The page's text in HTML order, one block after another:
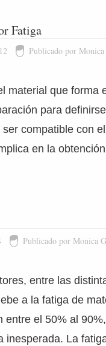
Fatiga
Publicado por Monica
material que forma
para
compatible con
en la
Publicado por Monica
entre las
a la fatiga de
entre el 50% al
inesperada. La